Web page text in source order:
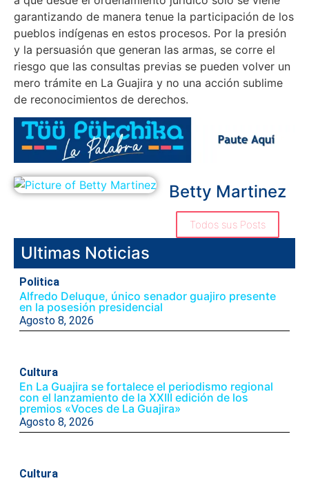
garantizando de manera tenue la participación de los
pueblos indígenas en estos procesos. Por la presión
y la persuasión que generan las armas, se corre el
riesgo que las consultas previas se pueden volver un
mero trámite en La Guajira y no una acción sublime
de reconocimientos de derechos.
Betty Martinez
Todos sus Posts
Ultimas Noticias
Politica
Alfredo Deluque, único senador guajiro presente
en la posesión presidencial
Agosto 8, 2026
Cultura
En La Guajira se fortalece el periodismo regional
con el lanzamiento de la XXIII edición de los
premios «Voces de La Guajira»
Agosto 8, 2026
Cultura